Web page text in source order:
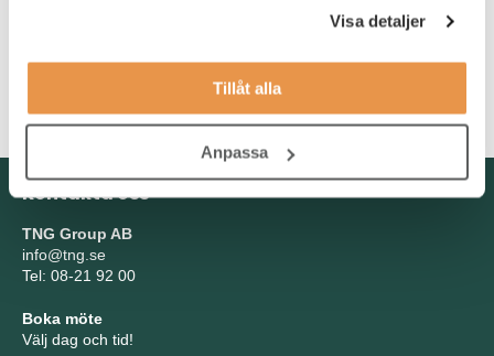
Visa detaljer
Tillåt alla
Anpassa
Som person är du lyhörd och flexibel för att hitta de bästa
före innan problemen uppstår. Du talar och skriver flytande
Kontakta oss
TNG Group AB
info@tng.se
Tel: 08-21 92 00
Boka möte
Välj dag och tid!